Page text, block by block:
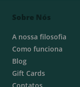
Sobre Nós
A nossa filosofia
Como funciona
Blog
Gift Cards